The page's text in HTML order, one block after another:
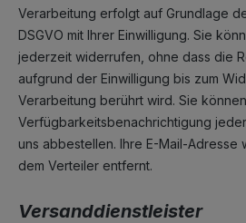
Verarbeitung erfolgt auf Grundlage
DSGVO mit Ihrer Einwilligung. Sie
jederzeit widerrufen, ohne dass die
aufgrund der Einwilligung bis zum
Verarbeitung berührt wird. Sie
Verfügbarkeitsbenachrichtigung
uns abbestellen. Ihre E-Mail-Adresse
dem Verteiler entfernt.
Versanddienstleister